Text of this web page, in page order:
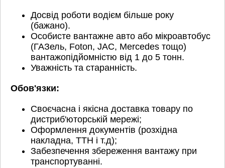
Досвід роботи водієм більше року
(бажано).
Особисте вантажне авто або мікроавтобус
(ГАЗель, Foton, JAC, Mercedes тощо)
вантажопідйомністю від 1 до 5 тонн.
Уважність та старанність.
Обов'язки:
Своєчасна і якісна доставка товару по
дистриб'юторській мережі;
Оформлення документів (розхідна
накладна, ТТН і т.д);
Забезпечення збереження вантажу при
транспортуванні.